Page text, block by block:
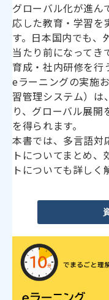
グローバル化が進ん
応した教育・学習を
す。日本国内でも、
当たり前になってき
育成・社内研修を行
eラーニングの実施
習管理システム）は
り、グローバル展開
を得られます。
本書では、多言語対
トについてまとめ
トについても詳しく